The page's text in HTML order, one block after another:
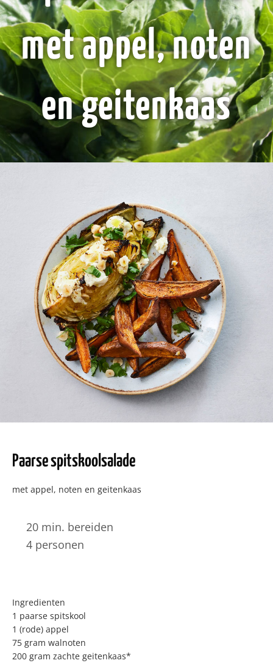
met appel, noten
en geitenkaas
Paarse spitskoolsalade
met appel, noten en geitenkaas
20 min. bereiden
4 personen
Ingredienten
1 paarse spitskool
1 (rode) appel
75 gram walnoten
200 gram zachte geitenkaas*